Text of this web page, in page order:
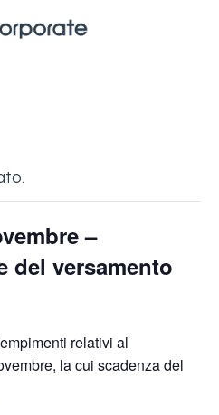
–
del versamento
relativi al
la cui scadenza del